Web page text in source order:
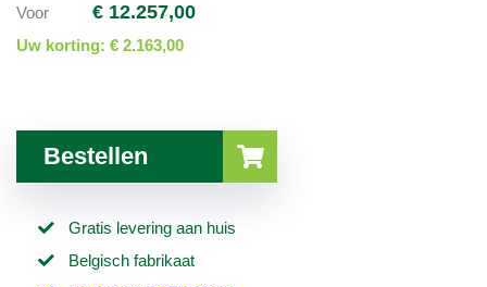
Voor
€ 12.257,00
Uw korting: € 2.163,00
Bestellen
Gratis levering aan huis
Belgisch fabrikaat